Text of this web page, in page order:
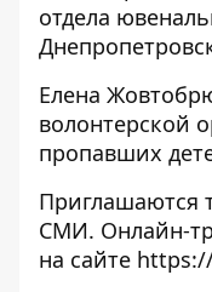
отдела
Елена
волонтерской
пропавших
Приглашаются
СМИ. Онлайн-
на сайте